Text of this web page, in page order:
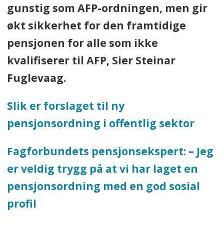
gunstig som AFP-ordningen, men gir
økt sikkerhet for den framtidige
pensjonen for alle som ikke
kvalifiserer til AFP, Sier Steinar
Fuglevaag.
Slik er forslaget til ny
pensjonsordning i offentlig sektor
Fagforbundets pensjonsekspert: – Jeg
er veldig trygg på at vi har laget en
pensjonsordning med en god sosial
profil